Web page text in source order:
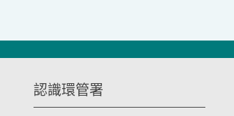
認識環管署